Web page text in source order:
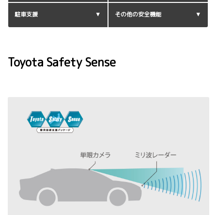
駐車支援 その他の安全機能
Toyota Safety Sense